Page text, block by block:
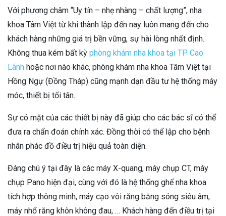
Với phương châm “Uy tín – nhẹ nhàng – chất lượng”, nha
khoa Tâm Việt từ khi thành lập đến nay luôn mang đến cho
khách hàng những giá trị bền vững, sự hài lòng nhất định.
Không thua kém bất kỳ phòng khám nha khoa tại TP Cao
Lãnh hoặc nơi nào khác, phòng khám nha khoa Tâm Việt tại
Hồng Ngự (Đồng Tháp) cũng mạnh dạn đầu tư hệ thống máy
móc, thiết bị tối tân.
Sự có mặt của các thiết bị này đã giúp cho các bác sĩ có thể
đưa ra chẩn đoán chính xác. Đồng thời có thể lập cho bệnh
nhân phác đồ điều trị hiệu quả toàn diện.
Đáng chú ý tại đây là các máy X-quang, máy chụp CT, máy
chụp Pano hiện đại, cùng với đó là hệ thống ghế nha khoa
tích hợp thông minh, máy cạo vôi răng bằng sóng siêu âm,
máy nhổ răng khôn không đau, … Khách hàng đến điều trị tại